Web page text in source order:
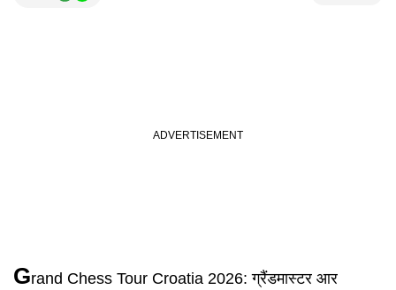
Grand Chess Tour Croatia 2026: ग्रैंडमास्टर आर